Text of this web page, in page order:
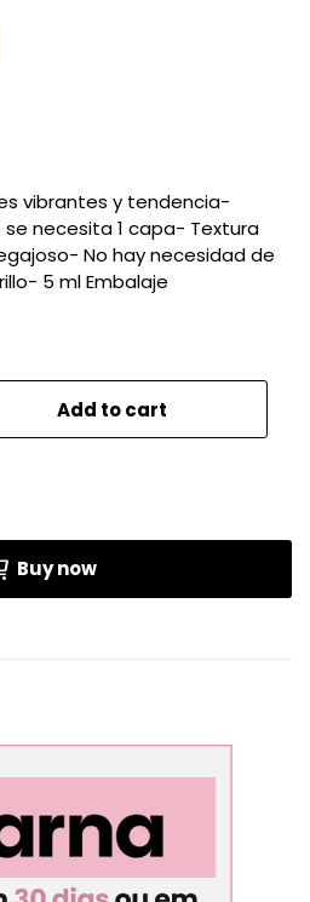
vibrantes y tendencia-
necesita 1 capa- Textura
No hay necesidad de
5 ml Embalaje
Add to cart
Buy now